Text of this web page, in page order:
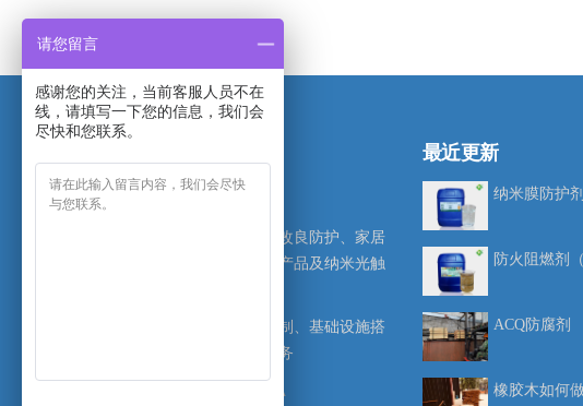
专注于木材防腐防霉、木材改良防护、家居
除霉防霉、清洁去污等系列产品及纳米光触
提供产品定制、专业设备定制、基础设施搭
建、处理工艺等技术支持服务
最近更新
纳米膜防护剂
防火阻燃剂
ACQ防腐剂
橡胶木如何
请您留言
感谢您的关注，当前客服人员不在
线，请填写一下您的信息，我们会
尽快和您联系。